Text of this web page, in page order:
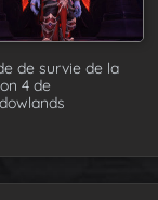
de survie de la
4 de